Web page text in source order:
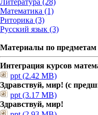
Литература (28)
Математика (1)
Риторика (3)
Русский язык (3)
Материалы по предметам
Интеграция курсов
ppt (2.42 MB)
Здравствуй, мир! (с
ppt (3.17 MB)
Здравствуй, мир!